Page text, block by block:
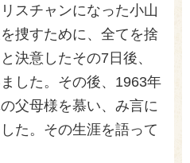
スチャンになった小山
捜すために、全てを捨
決意したその7日後、
した。その後、1963年
父母様を慕い、み言に
た。その生涯を語って